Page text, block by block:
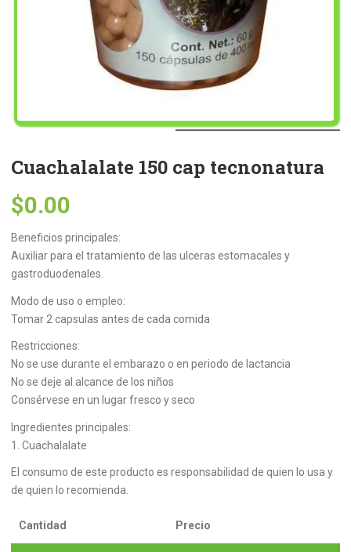
Cuachalalate 150 cap tecnonatura
$0.00
Beneficios principales:
Auxiliar para el tratamiento de las ulceras estomacales y
gastroduodenales.
Modo de uso o empleo:
Tomar 2 capsulas antes de cada comida
Restricciones:
No se use durante el embarazo o en periodo de lactancia
No se deje al alcance de los niños
Consérvese en un lugar fresco y seco
Ingredientes principales:
1. Cuachalalate
El consumo de este producto es responsabilidad de quien lo usa y
de quien lo recomienda.
Cantidad Precio